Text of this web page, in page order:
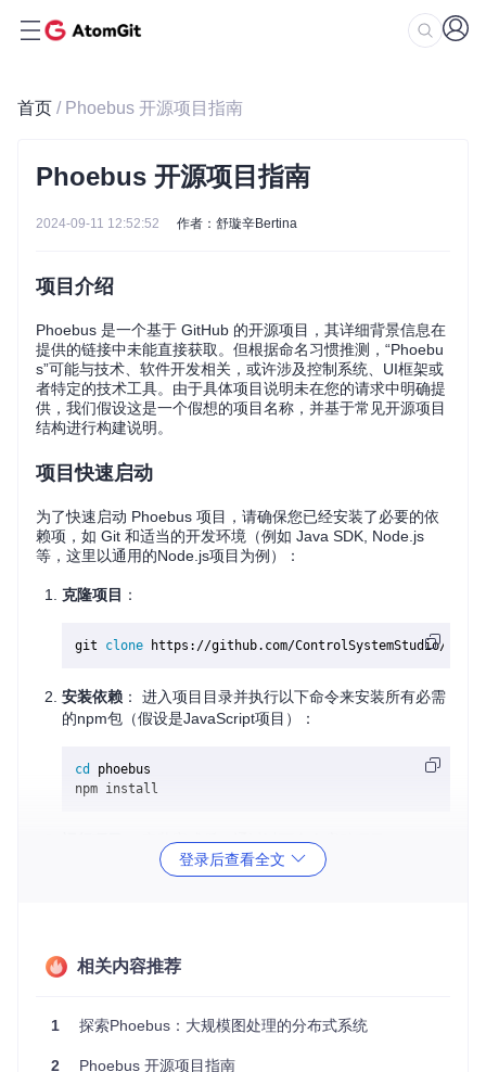
首页 / Phoebus 开源项目指南
Phoebus 开源项目指南
2024-09-11 12:52:52 作者：舒璇辛Bertina
项目介绍
Phoebus 是一个基于 GitHub 的开源项目，其详细背景信息在
提供的链接中未能直接获取。但根据命名习惯推测，“Phoebu
s”可能与技术、软件开发相关，或许涉及控制系统、UI框架或
者特定的技术工具。由于具体项目说明未在您的请求中明确提
供，我们假设这是一个假想的项目名称，并基于常见开源项目
结构进行构建说明。
项目快速启动
为了快速启动 Phoebus 项目，请确保您已经安装了必要的依
赖项，如 Git 和适当的开发环境（例如 Java SDK, Node.js
等，这里以通用的Node.js项目为例）：
克隆项目 ：
git clone
安装依赖 ： 进入项目目录并执行以下命令来安装所有必需
的npm包（假设是JavaScript项目）：
cd
phoebus
： 安装完成后，通过以下命令启动项目：
服务。
登录后查看全文
相关内容推荐
1 探索Phoebus：大规模图处理的分布式系统
2 Phoebus 开源项目指南